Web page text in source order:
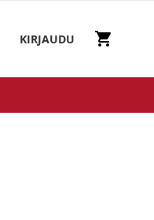
KIRJAUDU